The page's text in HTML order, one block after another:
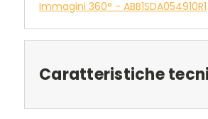
Immagini 360° - ABB1SDA054910R1
Caratteristiche